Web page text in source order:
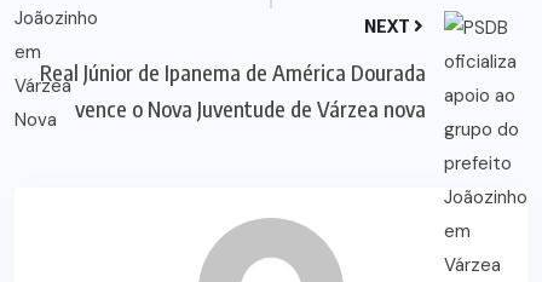
NEXT
Real Júnior de Ipanema de América Dourada
vence o Nova Juventude de Várzea nova